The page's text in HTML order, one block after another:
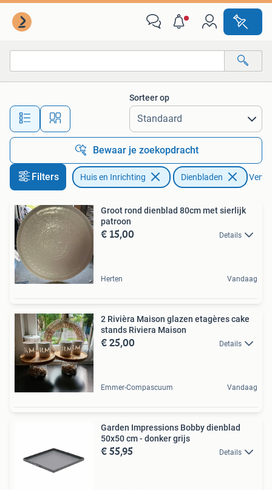
Alle afstanden…
Sorteer op
Bewaar je zoekopdracht
Filters Huis en Inrichting Dienbladen
Groot rond dienblad 80cm met sierlijk
patroon
€ 15,00 Details
Herten Vandaag
2 Rivièra Maison glazen etagères cake
stands Riviera Maison
€ 25,00 Details
Emmer-Compascuum Vandaag
Garden Impressions Bobby dienblad
50x50 cm - donker grijs
€ 55,95 Details